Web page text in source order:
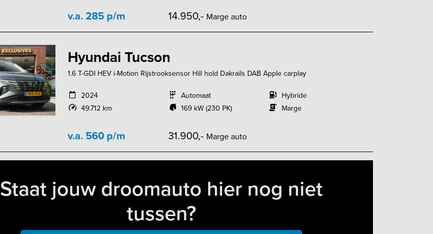
v.a. 285 p/m 14.950,- Marge auto
Hyundai Tucson
1.6 T-GDI HEV i-Motion Rijstrooksensor Hill hold Dakrails DAB Apple carplay
2024
49.712 km
Automaat
169 kW (230 PK)
Hybride
Marge
v.a. 560 p/m 31.900,- Marge auto
Staat jouw droomauto hier nog niet
tussen?